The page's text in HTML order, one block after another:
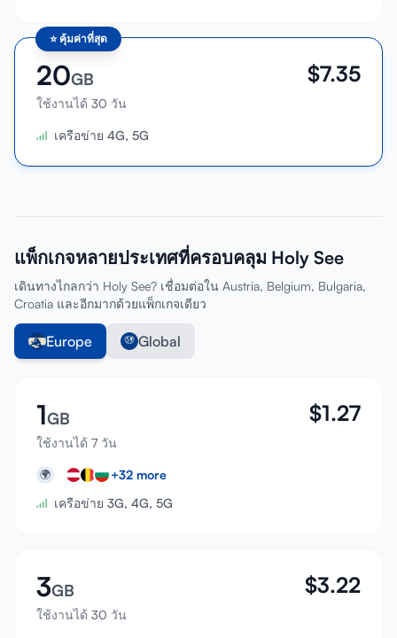
⭐ คุ้มค่าที่สุด
20GB
ใช้งานได้ 30 วัน
$7.35
เครือข่าย 4G, 5G
แพ็กเกจหลายประเทศที่ครอบคลุม Holy See
เดินทางไกลกว่า Holy See? เชื่อมต่อใน Austria, Belgium, Bulgaria,
Croatia และอีกมากด้วยแพ็กเกจเดียว
Europe Global
1GB
ใช้งานได้ 7 วัน
$1.27
🌍 +32 more
เครือข่าย 3G, 4G, 5G
3GB
ใช้งานได้ 30 วัน
$3.22